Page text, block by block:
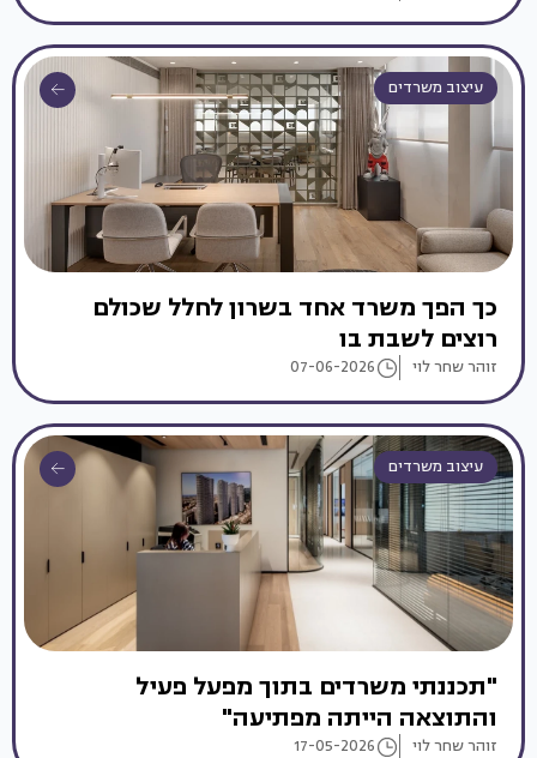
עיצוב משרדים
כך הפך משרד אחד בשרון לחלל שכולם
רוצים לשבת בו
זוהר שחר לוי 07-06-2026
עיצוב משרדים
"תכננתי משרדים בתוך מפעל פעיל
והתוצאה הייתה מפתיעה"
זוהר שחר לוי 17-05-2026